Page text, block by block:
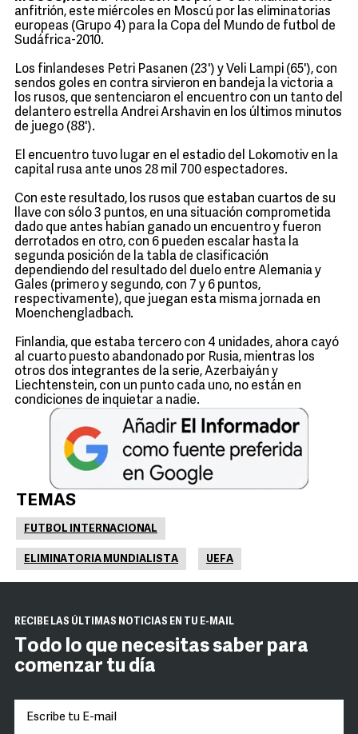
anfitrión, este miércoles en Moscú por las eliminatorias
europeas (Grupo 4) para la Copa del Mundo de futbol de
Sudáfrica-2010.
Los finlandeses Petri Pasanen (23') y Veli Lampi (65'), con
sendos goles en contra sirvieron en bandeja la victoria a
los rusos, que sentenciaron el encuentro con un tanto del
delantero estrella Andrei Arshavin en los últimos minutos
de juego (88').
El encuentro tuvo lugar en el estadio del Lokomotiv en la
capital rusa ante unos 28 mil 700 espectadores.
Con este resultado, los rusos que estaban cuartos de su
llave con sólo 3 puntos, en una situación comprometida
dado que antes habían ganado un encuentro y fueron
derrotados en otro, con 6 pueden escalar hasta la
segunda posición de la tabla de clasificación
dependiendo del resultado del duelo entre Alemania y
Gales (primero y segundo, con 7 y 6 puntos,
respectivamente), que juegan esta misma jornada en
Moenchengladbach.
Finlandia, que estaba tercero con 4 unidades, ahora cayó
al cuarto puesto abandonado por Rusia, mientras los
otros dos integrantes de la serie, Azerbaiyán y
Liechtenstein, con un punto cada uno, no están en
condiciones de inquietar a nadie.
TEMAS
FUTBOL INTERNACIONAL
ELIMINATORIA MUNDIALISTA UEFA
RECIBE LAS ÚLTIMAS NOTICIAS EN TU E-MAIL
Todo lo que necesitas saber para
comenzar tu día